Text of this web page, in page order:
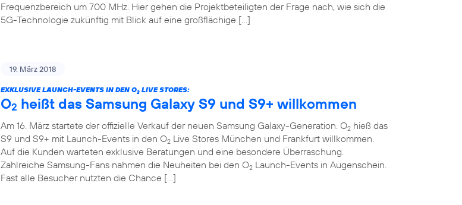
Frequenzbereich um 700 MHz. Hier gehen die Projektbeteiligten der Frage nach, wie sich die
5G-Technologie zukünftig mit Blick auf eine großflächige […]
19. März 2018
EXKLUSIVE LAUNCH-EVENTS IN DEN O2 LIVE STORES:
O2 heißt das Samsung Galaxy S9 und S9+ willkommen
Am 16. März startete der offizielle Verkauf der neuen Samsung Galaxy-Generation. O2 hieß das
S9 und S9+ mit Launch-Events in den O2 Live Stores München und Frankfurt willkommen.
Auf die Kunden warteten exklusive Beratungen und eine besondere Überraschung.
Zahlreiche Samsung-Fans nahmen die Neuheiten bei den O2 Launch-Events in Augenschein.
Fast alle Besucher nutzten die Chance […]